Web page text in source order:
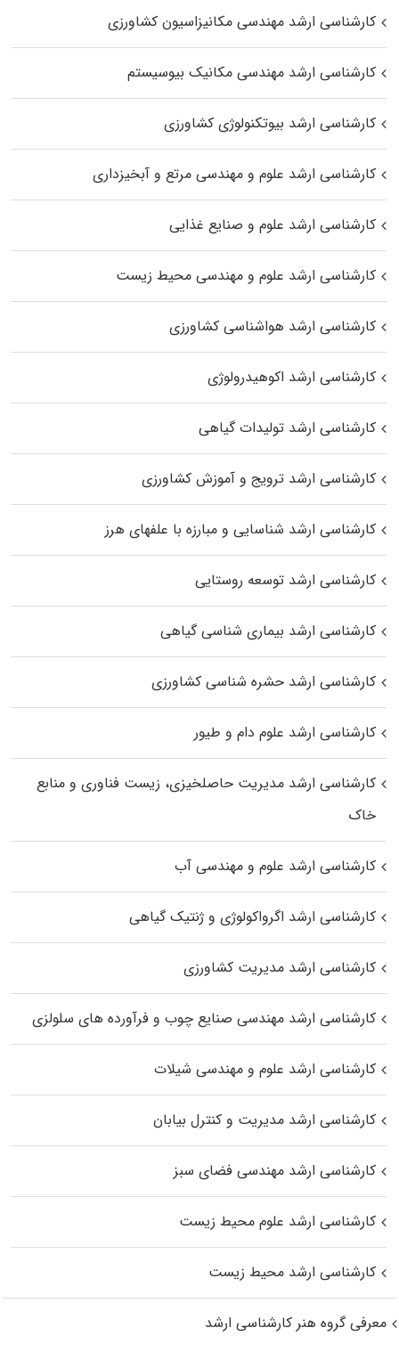
کارشناسی ارشد مهندسی مکانیزاسیون کشاورزی
کارشناسی ارشد مهندسی مکانیک بیوسیستم
کارشناسی ارشد بیوتکنولوژی کشاورزی
کارشناسی ارشد علوم و مهندسی مرتع و آبخیزداری
کارشناسی ارشد علوم و صنایع غذایی
کارشناسی ارشد علوم و مهندسی محیط زیست
کارشناسی ارشد هواشناسی کشاورزی
کارشناسی ارشد اکوهیدرولوژی
کارشناسی ارشد تولیدات گیاهی
کارشناسی ارشد ترویج و آموزش کشاورزی
کارشناسی ارشد شناسایی و مبارزه با علفهای هرز
کارشناسی ارشد توسعه روستایی
کارشناسی ارشد بیماری‌ شناسی گیاهی
کارشناسی ارشد حشره‌ شناسی کشاورزی
کارشناسی ارشد علوم دام و طیور
کارشناسی ارشد مدیریت حاصلخیزی، زیست فناوری و منابع
خاک
کارشناسی ارشد علوم و مهندسی آب
کارشناسی ارشد اگرواکولوژی و ژنتیک گیاهی
کارشناسی ارشد مدیریت کشاورزی
کارشناسی ارشد مهندسی صنایع چوب و فرآورده‌ های سلولزی
کارشناسی ارشد علوم و مهندسی شیلات
کارشناسی ارشد مدیریت و کنترل بیابان
کارشناسی ارشد مهندسی فضای سبز
کارشناسی ارشد علوم محیط‌ زیست
کارشناسی ارشد محیط زیست
معرفی گروه هنر کارشناسی ارشد